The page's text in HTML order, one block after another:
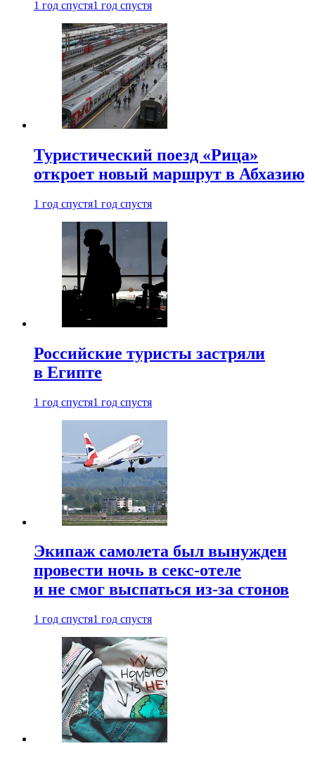
1 год спустя1 год спустя
Туристический поезд «Рица»
откроет новый маршрут в Абхазию
1 год спустя1 год спустя
Российские туристы застряли
в Египте
1 год спустя1 год спустя
Экипаж самолета был вынужден
провести ночь в секс-отеле
и не смог выспаться из-за стонов
1 год спустя1 год спустя